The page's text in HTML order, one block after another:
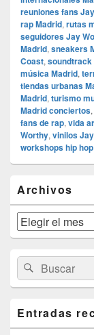
reuniones fans
rap Madrid, rutas
seguidores Jay
Madrid, sneakers
Coast, soundtrack
música Madrid,
tiendas urbanas
Madrid, turismo
Madrid conciertos,
fans de rap, vida
Worthy, vinilos
workshops hip
área
de
widget
barra
lateral
primaria
Archivos
Archivos
Buscar
por:
Buscar
Entradas